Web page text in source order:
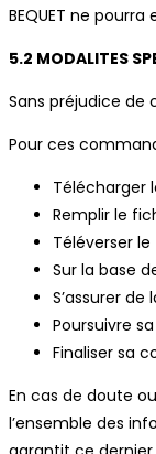
BEQUET ne
5.2 MODALITES
Sans préjudice de
Pour ces
Télécharger
Remplir le
Téléverser
Sur la base
S’assurer
Poursuivre
Finaliser sa
En cas de doute
l’ensemble des